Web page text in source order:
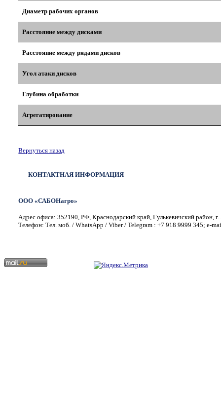
Диаметр рабочих органов
Расстояние между дисками
Расстояние между рядами дисков
Угол атаки дисков
Глубина обработки
Агрегатирование
Вернуться назад
КОНТАКТНАЯ ИНФОРМАЦИЯ
ООО «САБОНагро»
Адрес офиса: 352190, РФ, Краснодарский край, Гулькевичский район,
Телефон: Тел. моб. / WhatsApp / Viber / Telegram : +7 918 9999 345; e-